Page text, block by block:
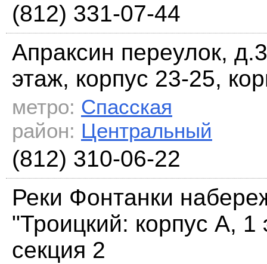
(812) 331-07-44
Апраксин переулок,
этаж, корпус 23-25,
метро: Спасская
район: Центральный
(812) 310-06-22
Реки Фонтанки
"Троицкий: корпус А, 1
секция 2